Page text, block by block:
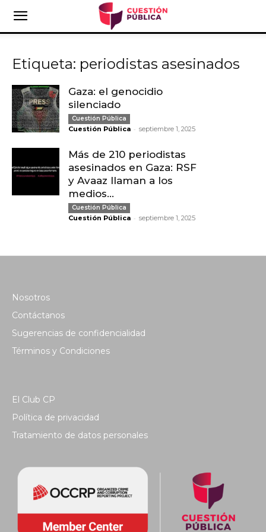
Etiqueta: periodistas asesinados
Gaza: el genocidio
silenciado
Cuestión Pública
Cuestión Pública - septiembre 1, 2025
Más de 210 periodistas
asesinados en Gaza: RSF
y Avaaz llaman a los
medios...
Cuestión Pública
Cuestión Pública - septiembre 1, 2025
Nosotros
Contáctanos
Sugerencias de confidencialidad
Términos y Condiciones
El Club CP
Política de privacidad
Tratamiento de datos personales